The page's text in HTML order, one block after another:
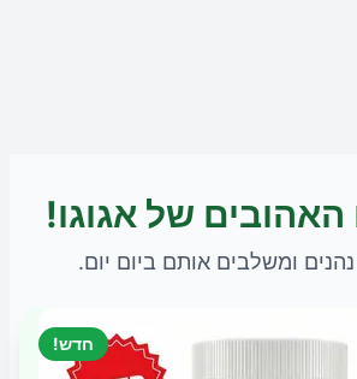
של אגוגו!
ומשלבים אותם ביום יום.
חדש!